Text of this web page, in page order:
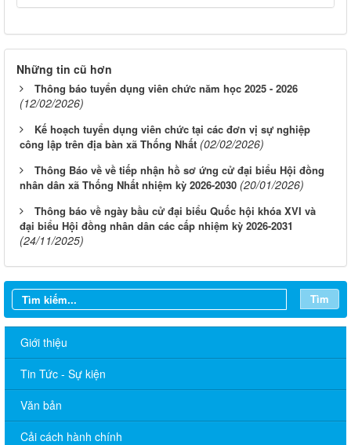
Những tin cũ hơn
Thông báo tuyển dụng viên chức năm học 2025 - 2026
(12/02/2026)
Kế hoạch tuyển dụng viên chức tại các đơn vị sự nghiệp
công lập trên địa bàn xã Thống Nhất (02/02/2026)
Thông Báo về về tiếp nhận hồ sơ ứng cử đại biểu Hội đồng
nhân dân xã Thống Nhất nhiệm kỳ 2026-2030 (20/01/2026)
Thông báo về ngày bầu cử đại biểu Quốc hội khóa XVI và
đại biểu Hội đồng nhân dân các cấp nhiệm kỳ 2026-2031
(24/11/2025)
Tìm
Giới thiệu
Tin Tức - Sự kiện
Văn bản
Cải cách hành chính